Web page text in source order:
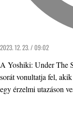
2023. 12. 23. / 09:02
A Yoshiki: Under The
sorát vonultatja fel,
egy érzelmi utazáson